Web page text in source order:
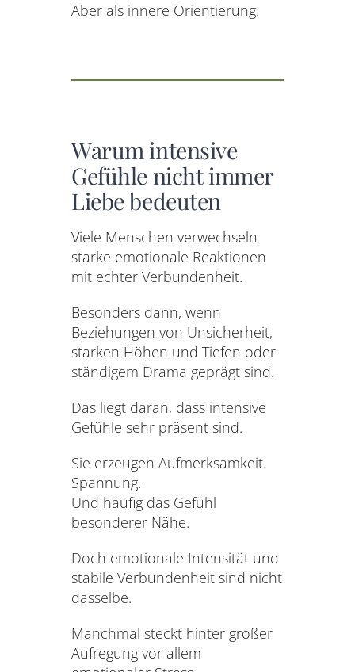
Aber als innere Orientierung.
Warum intensive
Gefühle nicht immer
Liebe bedeuten
Viele Menschen verwechseln
starke emotionale Reaktionen
mit echter Verbundenheit.
Besonders dann, wenn
Beziehungen von Unsicherheit,
starken Höhen und Tiefen oder
ständigem Drama geprägt sind.
Das liegt daran, dass intensive
Gefühle sehr präsent sind.
Sie erzeugen Aufmerksamkeit.
Spannung.
Und häufig das Gefühl
besonderer Nähe.
Doch emotionale Intensität und
stabile Verbundenheit sind nicht
dasselbe.
Manchmal steckt hinter großer
Aufregung vor allem